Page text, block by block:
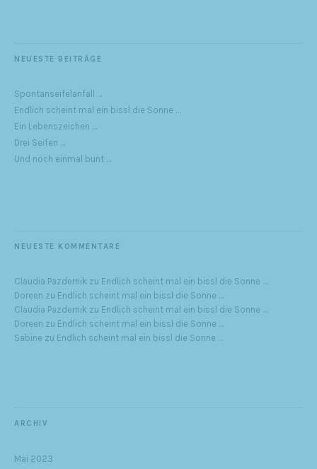
NEUESTE BEITRÄGE
Spontanseifelanfall …
Endlich scheint mal ein bissl die Sonne …
Ein Lebenszeichen …
Drei Seifen …
Und noch einmal bunt …
NEUESTE KOMMENTARE
Claudia Pazdernik zu Endlich scheint mal ein bissl die Sonne …
Doreen zu Endlich scheint mal ein bissl die Sonne …
Claudia Pazdernik zu Endlich scheint mal ein bissl die Sonne …
Doreen zu Endlich scheint mal ein bissl die Sonne …
Sabine zu Endlich scheint mal ein bissl die Sonne …
ARCHIV
Mai 2023